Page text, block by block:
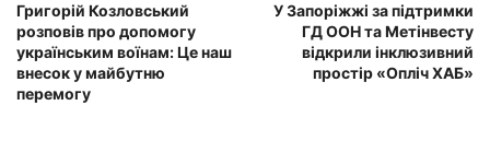
Григорій Козловський
розповів про допомогу
українським воїнам: Це наш
внесок у майбутню
перемогу
У Запоріжжі за підтримки
ГД ООН та Метінвесту
відкрили інклюзивний
простір «Опліч ХАБ»